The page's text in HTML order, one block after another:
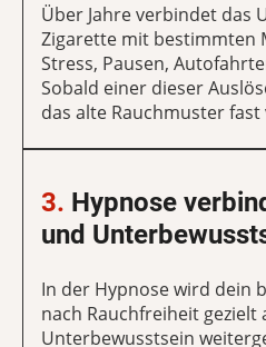
Über Jahre verbindet das
Zigarette mit bestimmten
Stress, Pausen,
Sobald einer dieser
das alte Rauchmuster fast
3. Hypnose
und
In der Hypnose wird dein
nach Rauchfreiheit gezielt
Unterbewusstsein